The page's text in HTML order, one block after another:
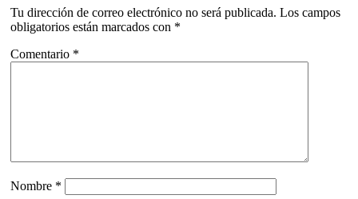
Tu dirección de correo electrónico no será publicada. Los campos
obligatorios están marcados con *
Comentario *
Nombre *